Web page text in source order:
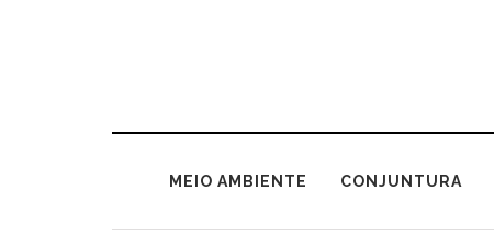
MEIO AMBIENTE CONJUNTURA